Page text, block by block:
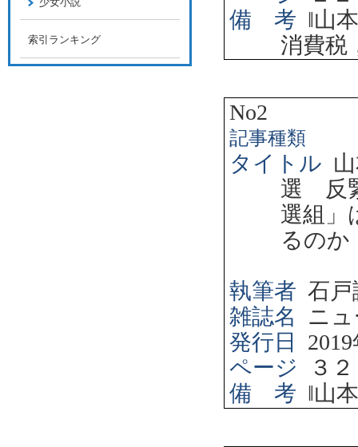
備 考 ‖山
消費税
No2
記事種類
タイトル
選 反
選組」
るのか
執筆者 石戸
雑誌名
ニ
発行日
2019
ページ
３
備 考 ‖山
索引ランキング